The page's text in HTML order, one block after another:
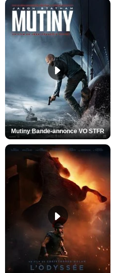
Mutiny Bande-annonce VO STFR